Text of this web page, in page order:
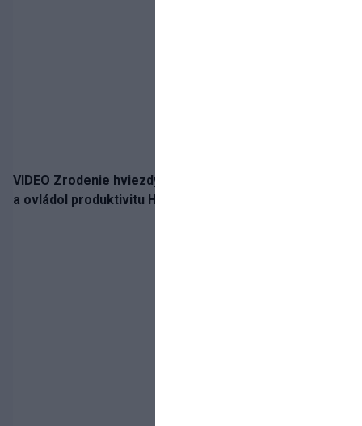
VIDEO Zrodenie hviezdy: Tomáš Selič zničil Švajčiarov
a ovládol produktivitu Hlinka Gretzky Cupu